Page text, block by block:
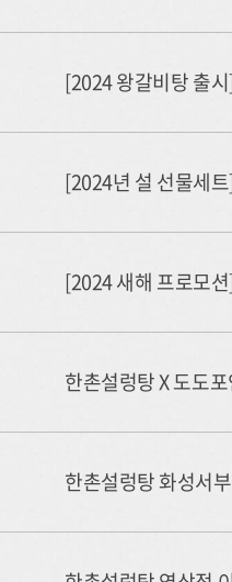
[2024 왕갈비탕 출
[2024년 설 선물세
[2024 새해 프로모
한촌설렁탕 X 도도
한촌설렁탕 화성서